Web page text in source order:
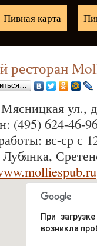
Пивная карта
ресторан
ул.,
(495) 624-46-
вс-ср с
При
возникла